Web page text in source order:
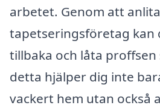
arbetet. Genom att
tapetseringsföretag kan
tillbaka och låta
detta hjälper dig inte
vackert hem utan också